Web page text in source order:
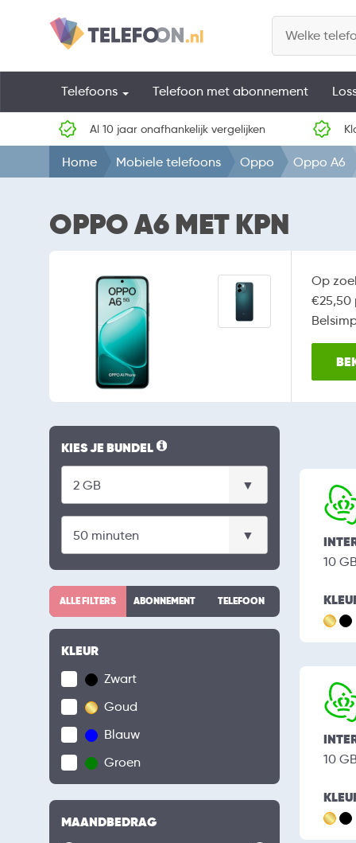
Telefoons Telefoon met abonnement
Al 10 jaar onafhankelijk vergelijken
Home Mobiele telefoons Oppo Oppo A6
OPPO A6 MET KPN
Op
€25,50
KIES JE BUNDEL
ALLE FILTERS ABONNEMENT TELEFOON
KLEUR
Zwart
Goud
Blauw
Groen
MAANDBEDRAG
10
10